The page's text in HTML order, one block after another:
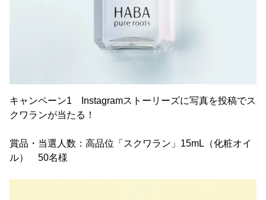
キャンペーン1 Instagramストーリーズに写真を投稿でス
クワランが当たる！
賞品・当選人数：高品位「スクワラン」15mL（化粧オイ
ル） 50名様